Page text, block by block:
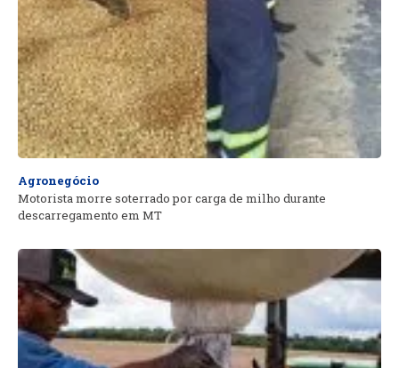
Agronegócio
Motorista morre soterrado por carga de milho durante
descarregamento em MT